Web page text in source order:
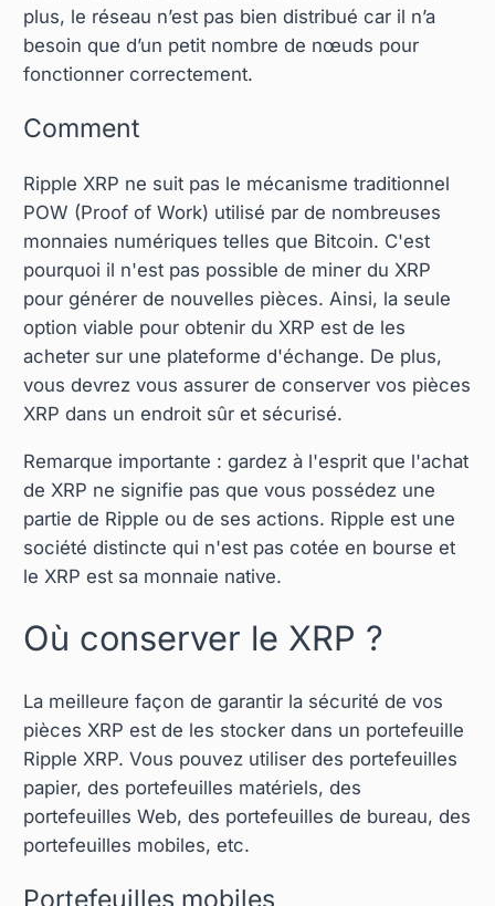
plus, le réseau n’est pas bien distribué car il n’a
besoin que d’un petit nombre de nœuds pour
fonctionner correctement.
Comment
Ripple XRP ne suit pas le mécanisme traditionnel
POW (Proof of Work) utilisé par de nombreuses
monnaies numériques telles que Bitcoin. C'est
pourquoi il n'est pas possible de miner du XRP
pour générer de nouvelles pièces. Ainsi, la seule
option viable pour obtenir du XRP est de les
acheter sur une plateforme d'échange. De plus,
vous devrez vous assurer de conserver vos pièces
XRP dans un endroit sûr et sécurisé.
Remarque importante : gardez à l'esprit que l'achat
de XRP ne signifie pas que vous possédez une
partie de Ripple ou de ses actions. Ripple est une
société distincte qui n'est pas cotée en bourse et
le XRP est sa monnaie native.
Où conserver le XRP ?
La meilleure façon de garantir la sécurité de vos
pièces XRP est de les stocker dans un portefeuille
Ripple XRP. Vous pouvez utiliser des portefeuilles
papier, des portefeuilles matériels, des
portefeuilles Web, des portefeuilles de bureau, des
portefeuilles mobiles, etc.
Portefeuilles mobiles